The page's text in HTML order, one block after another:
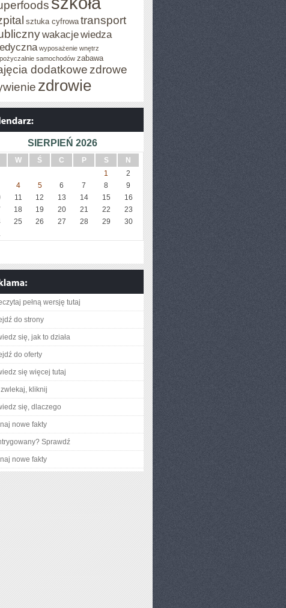
sztuka cyfrowa transport
wakacjewiedza
wyposażenie wnętrz
samochodów zabawa
dodatkowe zdrowe
zdrowie
SIERPIEŃ 2026
W Ś C P S
N
1
2
4 5 6 7 8
9
11 12 13 14 15
16
18 19 20 21 22
23
25 26 27 28 29
30
pełną wersję tutaj
do strony
się, jak to działa
do oferty
się więcej tutaj
zwlekaj, kliknij
się, dlaczego
nowe fakty
Sprawdź
nowe fakty